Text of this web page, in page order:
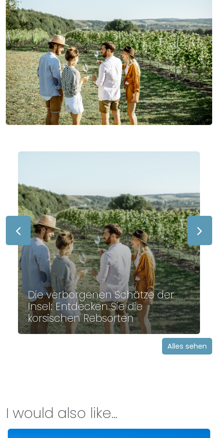
Die verborgenen Schätze der
Insel: Entdecken Sie die
korsischen Rebsorten
Alles sehen
I would also like...